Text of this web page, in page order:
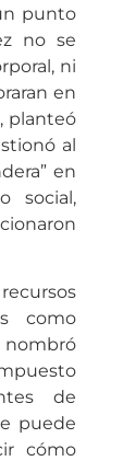
punto
no se
ni
en
planteó
al
en
social,
como
de
puede
cómo